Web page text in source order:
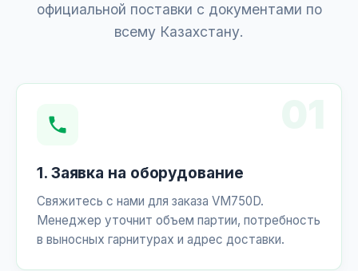
официальной поставки с документами по
всему Казахстану.
1. Заявка на оборудование
Свяжитесь с нами для заказа VM750D.
Менеджер уточнит объем партии, потребность
в выносных гарнитурах и адрес доставки.